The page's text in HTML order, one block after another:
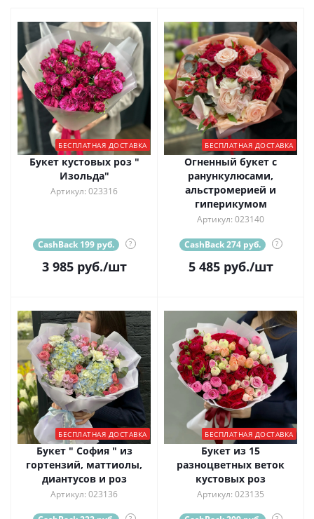
БЕСПЛАТНАЯ ДОСТАВКА
Букет кустовых роз "
Изольда"
Артикул: 023316
CashBack 199 руб. ?
3 985руб./шт
БЕСПЛАТНАЯ ДОСТАВКА
Огненный букет с
ранункулюсами,
альстромерией и
гиперикумом
Артикул: 023140
CashBack 274 руб. ?
5 485руб./шт
БЕСПЛАТНАЯ ДОСТАВКА
Букет " София " из
гортензий, маттиолы,
диантусов и роз
Артикул: 023136
БЕСПЛАТНАЯ ДОСТАВКА
Букет из 15
разноцветных веток
кустовых роз
Артикул: 023135